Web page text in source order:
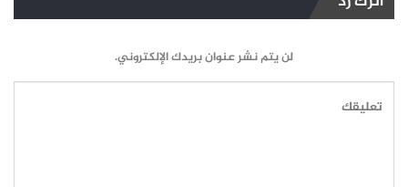
لن يتم نشر عنوان بريدك الإلكتروني.